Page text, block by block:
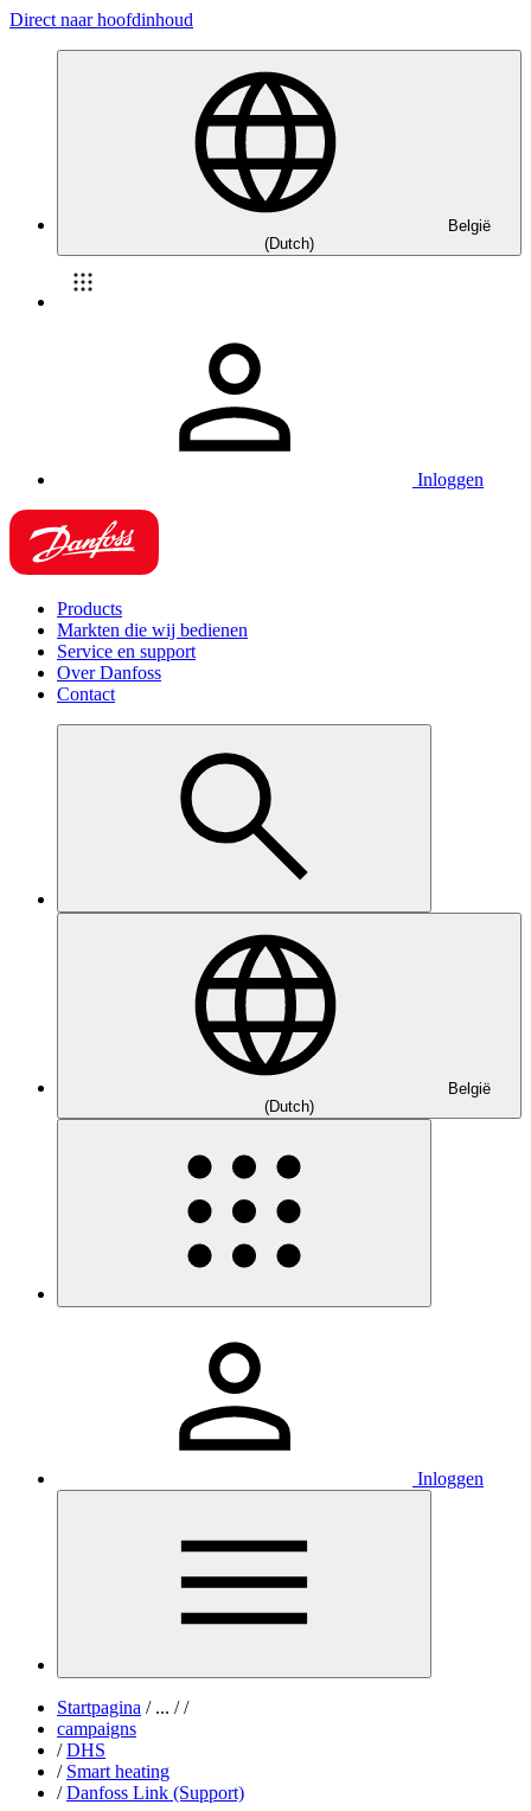
Direct naar hoofdinhoud
België
(Dutch)
Inloggen
Products
Markten die wij bedienen
Service en support
Over Danfoss
Contact
België
(Dutch)
Inloggen
Startpagina /... / /
campaigns
/ DHS
/ Smart heating
/ Danfoss Link (Support)